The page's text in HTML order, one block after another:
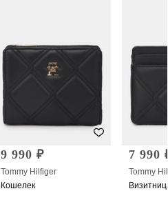
9 990 ₽
Tommy Hilfiger
Кошелек
7 990
Tommy